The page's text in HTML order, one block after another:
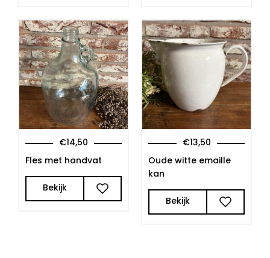
€ 14,50
Fles met handvat
Bekijk
€13,50
Oude witte emaille
kan
Bekijk